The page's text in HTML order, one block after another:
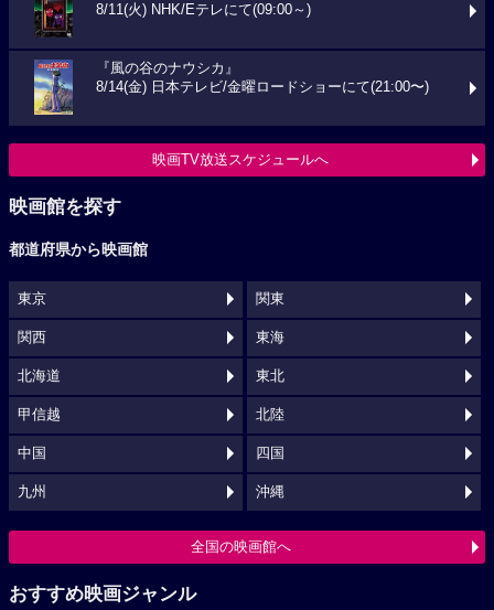
8/11(火) NHK/Eテレにて(09:00～)
『風の谷のナウシカ』
8/14(金) 日本テレビ/金曜ロードショーにて(21:00〜)
映画TV放送スケジュールへ
映画館を探す
都道府県から映画館
東京 関東
関西 東海
北海道 東北
甲信越 北陸
中国 四国
九州 沖縄
全国の映画館へ
おすすめ映画ジャンル